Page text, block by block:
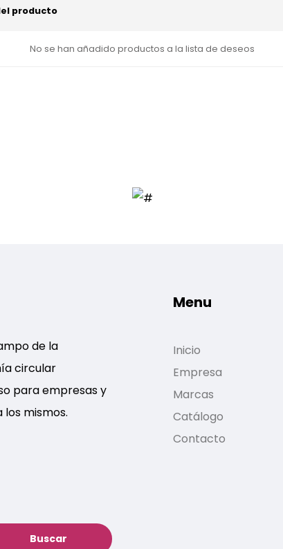
producto
No se han añadido productos a la lista de deseos
de la
circular
para empresas y
mismos.
Buscar
Menu
Inicio
Empresa
Marcas
Catálogo
Contacto